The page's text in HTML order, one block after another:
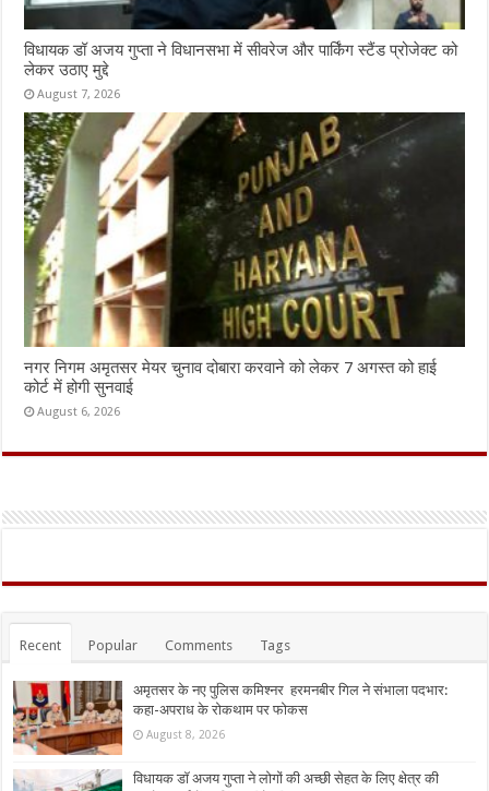
विधायक डॉ अजय गुप्ता ने विधानसभा में सीवरेज और पार्किंग स्टैंड प्रोजेक्ट को
लेकर उठाए मुद्दे
August 7, 2026
नगर निगम अमृतसर मेयर चुनाव दोबारा करवाने को लेकर 7 अगस्त को हाई
कोर्ट में होगी सुनवाई
August 6, 2026
Recent Popular Comments Tags
अमृतसर के नए पुलिस कमिश्नर हरमनबीर गिल ने संभाला पदभार:
कहा-अपराध के रोकथाम पर फोकस
August 8, 2026
विधायक डॉ अजय गुप्ता ने लोगों की अच्छी सेहत के लिए क्षेत्र की